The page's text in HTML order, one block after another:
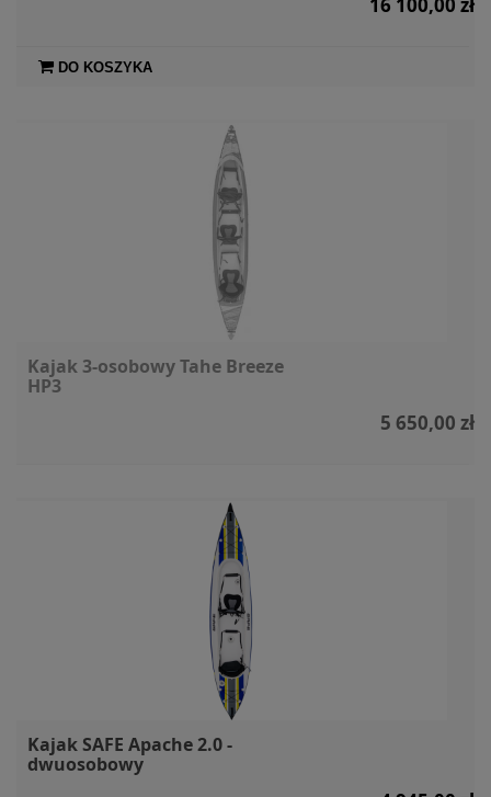
DO KOSZYKA
Kajak 3-osobowy Tahe Breeze
HP3
5 650,00 zł
Kajak SAFE Apache 2.0 -
dwuosobowy